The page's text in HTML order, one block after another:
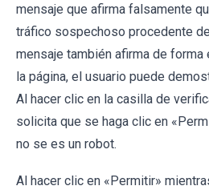
mensaje que afirma falsamente
tráfico sospechoso procedente
mensaje también afirma de forma
la página, el usuario puede
Al hacer clic en la casilla de
solicita que se haga clic en
no se es un robot.
Al hacer clic en «Permitir»